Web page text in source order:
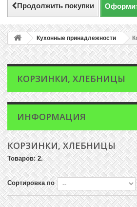
Продолжить покупки
Кухонные принадлежности
КОРЗИНКИ, ХЛЕБНИЦЫ
ИНФОРМАЦИЯ
КОРЗИНКИ, ХЛЕБНИЦЫ
Товаров: 2.
Сортировка по